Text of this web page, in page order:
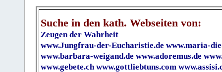
Suche in den kath. Webseiten von:
Zeugen der Wahrheit
www.Jungfrau-der-Eucharistie.de www.maria-
www.barbara-weigand.de www.adoremus.de
www.gebete.ch www.gottliebtuns.com